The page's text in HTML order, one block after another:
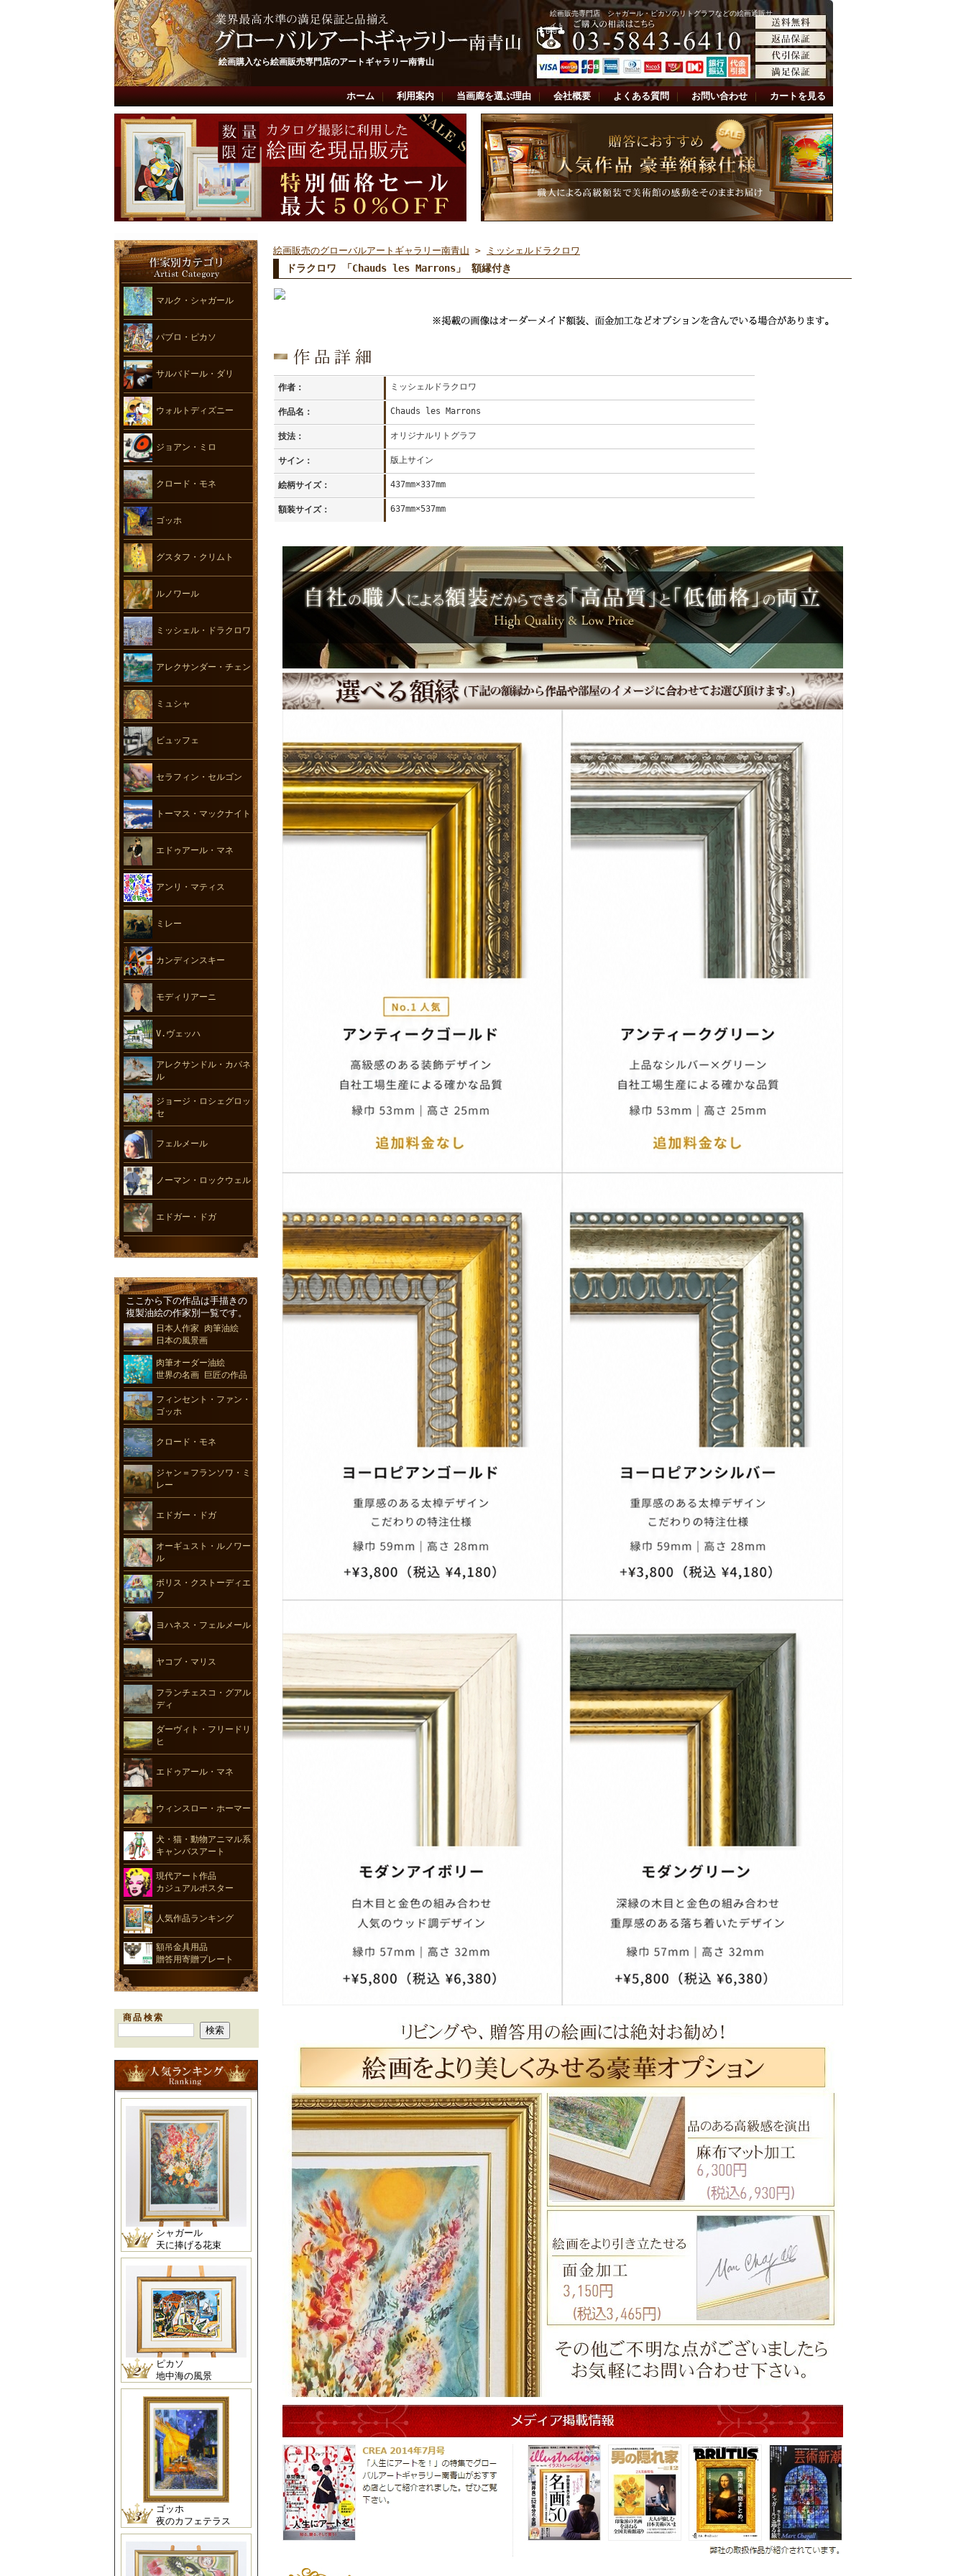
絵画購入なら絵画販売専門店のアートギャラリー南青山
絵画販売専門店 シャガール・ピカソのリトグラフなどの絵画通販サ
イト
ホーム 利用案内 当画廊を選ぶ理由 会社概要 よくある質問 お問い合わせ カートを見る
マルク・シャガール
パブロ・ピカソ
サルバドール・ダリ
ウォルトディズニー
ジョアン・ミロ
クロード・モネ
ゴッホ
グスタフ・クリムト
ルノワール
ミッシェル・ドラクロワ
アレクサンダー・チェン
ミュシャ
ビュッフェ
セラフィン・セルゴン
トーマス・マックナイト
エドゥアール・マネ
アンリ・マティス
ミレー
カンディンスキー
モディリアーニ
V.ヴェッハ
アレクサンドル・カパネ
ル
ジョージ・ロシェグロッ
セ
フェルメール
ノーマン・ロックウェル
エドガー・ドガ
ここから下の作品は手描きの
複製油絵の作家別一覧です。
日本人作家 肉筆油絵
日本の風景画
肉筆オーダー油絵
世界の名画 巨匠の作品
フィンセント・ファン・
ゴッホ
クロード・モネ
ジャン＝フランソワ・ミ
レー
エドガー・ドガ
オーギュスト・ルノワー
ル
ボリス・クストーディエ
フ
ヨハネス・フェルメール
ヤコブ・マリス
フランチェスコ・グアル
ディ
ダーヴィト・フリードリ
ヒ
エドゥアール・マネ
ウィンスロー・ホーマー
犬・猫・動物アニマル系
キャンバスアート
現代アート作品
カジュアルポスター
人気作品ランキング
額吊金具用品
贈答用寄贈プレート
商品検索
シャガール
天に捧げる花束
ピカソ
地中海の風景
ゴッホ
夜のカフェテラス
絵画販売のグローバルアートギャラリー南青山 > ミッシェルドラクロワ
ドラクロワ 「Chauds les Marrons」 額縁付き
作者： ミッシェルドラクロワ
作品名： Chauds les Marrons
技法： オリジナルリトグラフ
サイン： 版上サイン
絵柄サイズ： 437mm×337mm
額装サイズ： 637mm×537mm